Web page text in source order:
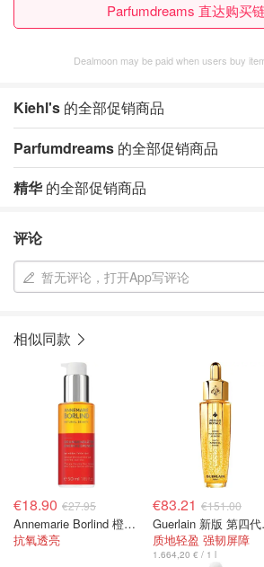
Parfumdreams 直达购买
Dealmoon may be paid when users buy
Kiehl's 的全部促销商品
Parfumdreams 的全部促销商品
精华的全部促销商品
评论
暂无评论，打开App写评论
相似同款
€18.90 €27.95
Annemarie Borlind 橙花蜜 50ml
抗氧透亮
€83.21 €151.00
质地轻盈 强韧屏障
1.664,20 € / 1 l